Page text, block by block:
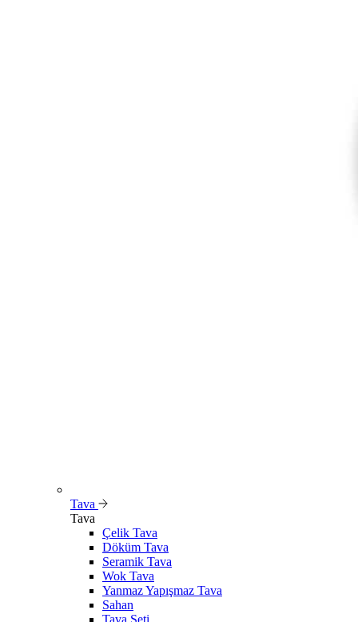
Tava
Tava
Çelik Tava
Döküm Tava
Seramik Tava
Wok Tava
Yanmaz Yapışmaz Tava
Sahan
Tava Seti